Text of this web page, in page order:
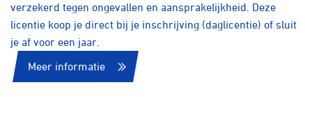
verzekerd tegen ongevallen en aansprakelijkheid. Deze
licentie koop je direct bij je inschrijving (daglicentie) of sluit
je af voor een jaar.
Meer informatie